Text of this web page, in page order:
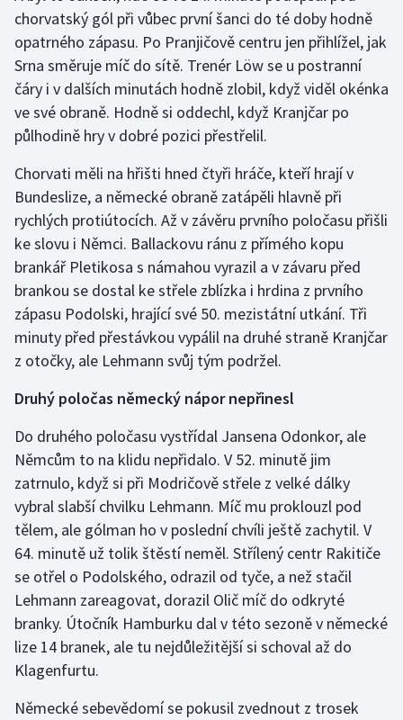
Judo
Krasobruslení
Lezení
Lyže a snowboard
Moderní pětiboj
Motorsport
Olympijské hry
Parasport
Plavání
Plážový volejbal
Ragby
Rychlobruslení
Rychlostní kanoistika
Short track
Sportovní střelba
Stolní tenis
Triatlon
chorvatský gól při vůbec první šanci do té doby hodně
opatrného zápasu. Po Pranjičově centru jen přihlížel, jak
Srna směruje míč do sítě. Trenér Löw se u postranní
čáry i v dalších minutách hodně zlobil, když viděl okénka
ve své obraně. Hodně si oddechl, když Kranjčar po
půlhodině hry v dobré pozici přestřelil.
Chorvati měli na hřišti hned čtyři hráče, kteří hrají v
Bundeslize, a německé obraně zatápěli hlavně při
rychlých protiútocích. Až v závěru prvního poločasu přišli
ke slovu i Němci. Ballackovu ránu z přímého kopu
brankář Pletikosa s námahou vyrazil a v závaru před
brankou se dostal ke střele zblízka i hrdina z prvního
zápasu Podolski, hrající své 50. mezistátní utkání. Tři
minuty před přestávkou vypálil na druhé straně Kranjčar
z otočky, ale Lehmann svůj tým podržel.
Druhý poločas německý nápor nepřinesl
Do druhého poločasu vystřídal Jansena Odonkor, ale
Němcům to na klidu nepřidalo. V 52. minutě jim
zatrnulo, když si při Modričově střele z velké dálky
vybral slabší chvilku Lehmann. Míč mu proklouzl pod
tělem, ale gólman ho v poslední chvíli ještě zachytil. V
64. minutě už tolik štěstí neměl. Střílený centr Rakitiče
se otřel o Podolského, odrazil od tyče, a než stačil
Lehmann zareagovat, dorazil Olič míč do odkryté
branky. Útočník Hamburku dal v této sezoně v německé
lize 14 branek, ale tu nejdůležitější si schoval až do
Klagenfurtu.
Německé sebevědomí se pokusil zvednout z trosek